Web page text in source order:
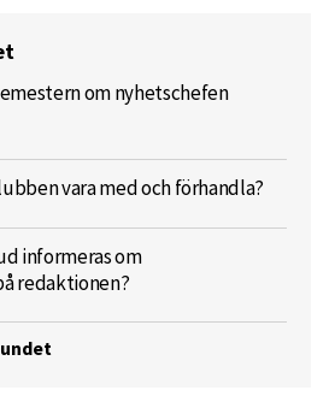
om nyhetschefen
vara med och förhandla?
informeras om
redaktionen?